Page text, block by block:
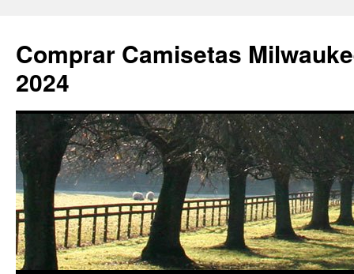
Comprar Camisetas
2024